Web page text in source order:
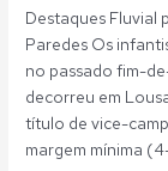
Destaques Fluvial
Paredes Os
no passado fim-
decorreu em
título de vice-
margem mínima